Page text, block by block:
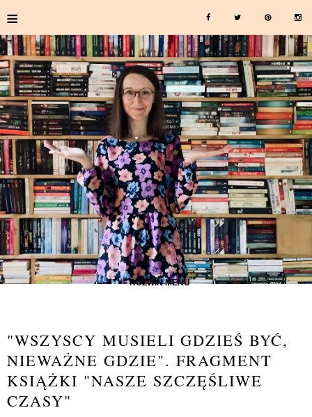
≡
≡ ROZWIŃ MENU
"WSZYSCY MUSIELI GDZIEŚ BYĆ,
NIEWAŻNE GDZIE". FRAGMENT
KSIĄŻKI "NASZE SZCZĘŚLIWE
CZASY"